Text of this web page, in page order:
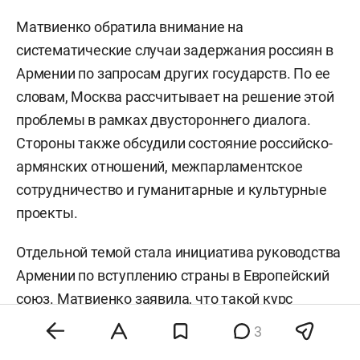
Матвиенко обратила внимание на
систематические случаи задержания россиян в
Армении по запросам других государств. По ее
словам, Москва рассчитывает на решение этой
проблемы в рамках двустороннего диалога.
Стороны также обсудили состояние российско-
армянских отношений, межпарламентское
сотрудничество и гуманитарные и культурные
проекты.
Отдельной темой стала инициатива руководства
Армении по вступлению страны в Европейский
союз. Матвиенко заявила, что такой курс
противоречит участию Еревана в Евразийском
экономическом союзе. При этом председатель
3